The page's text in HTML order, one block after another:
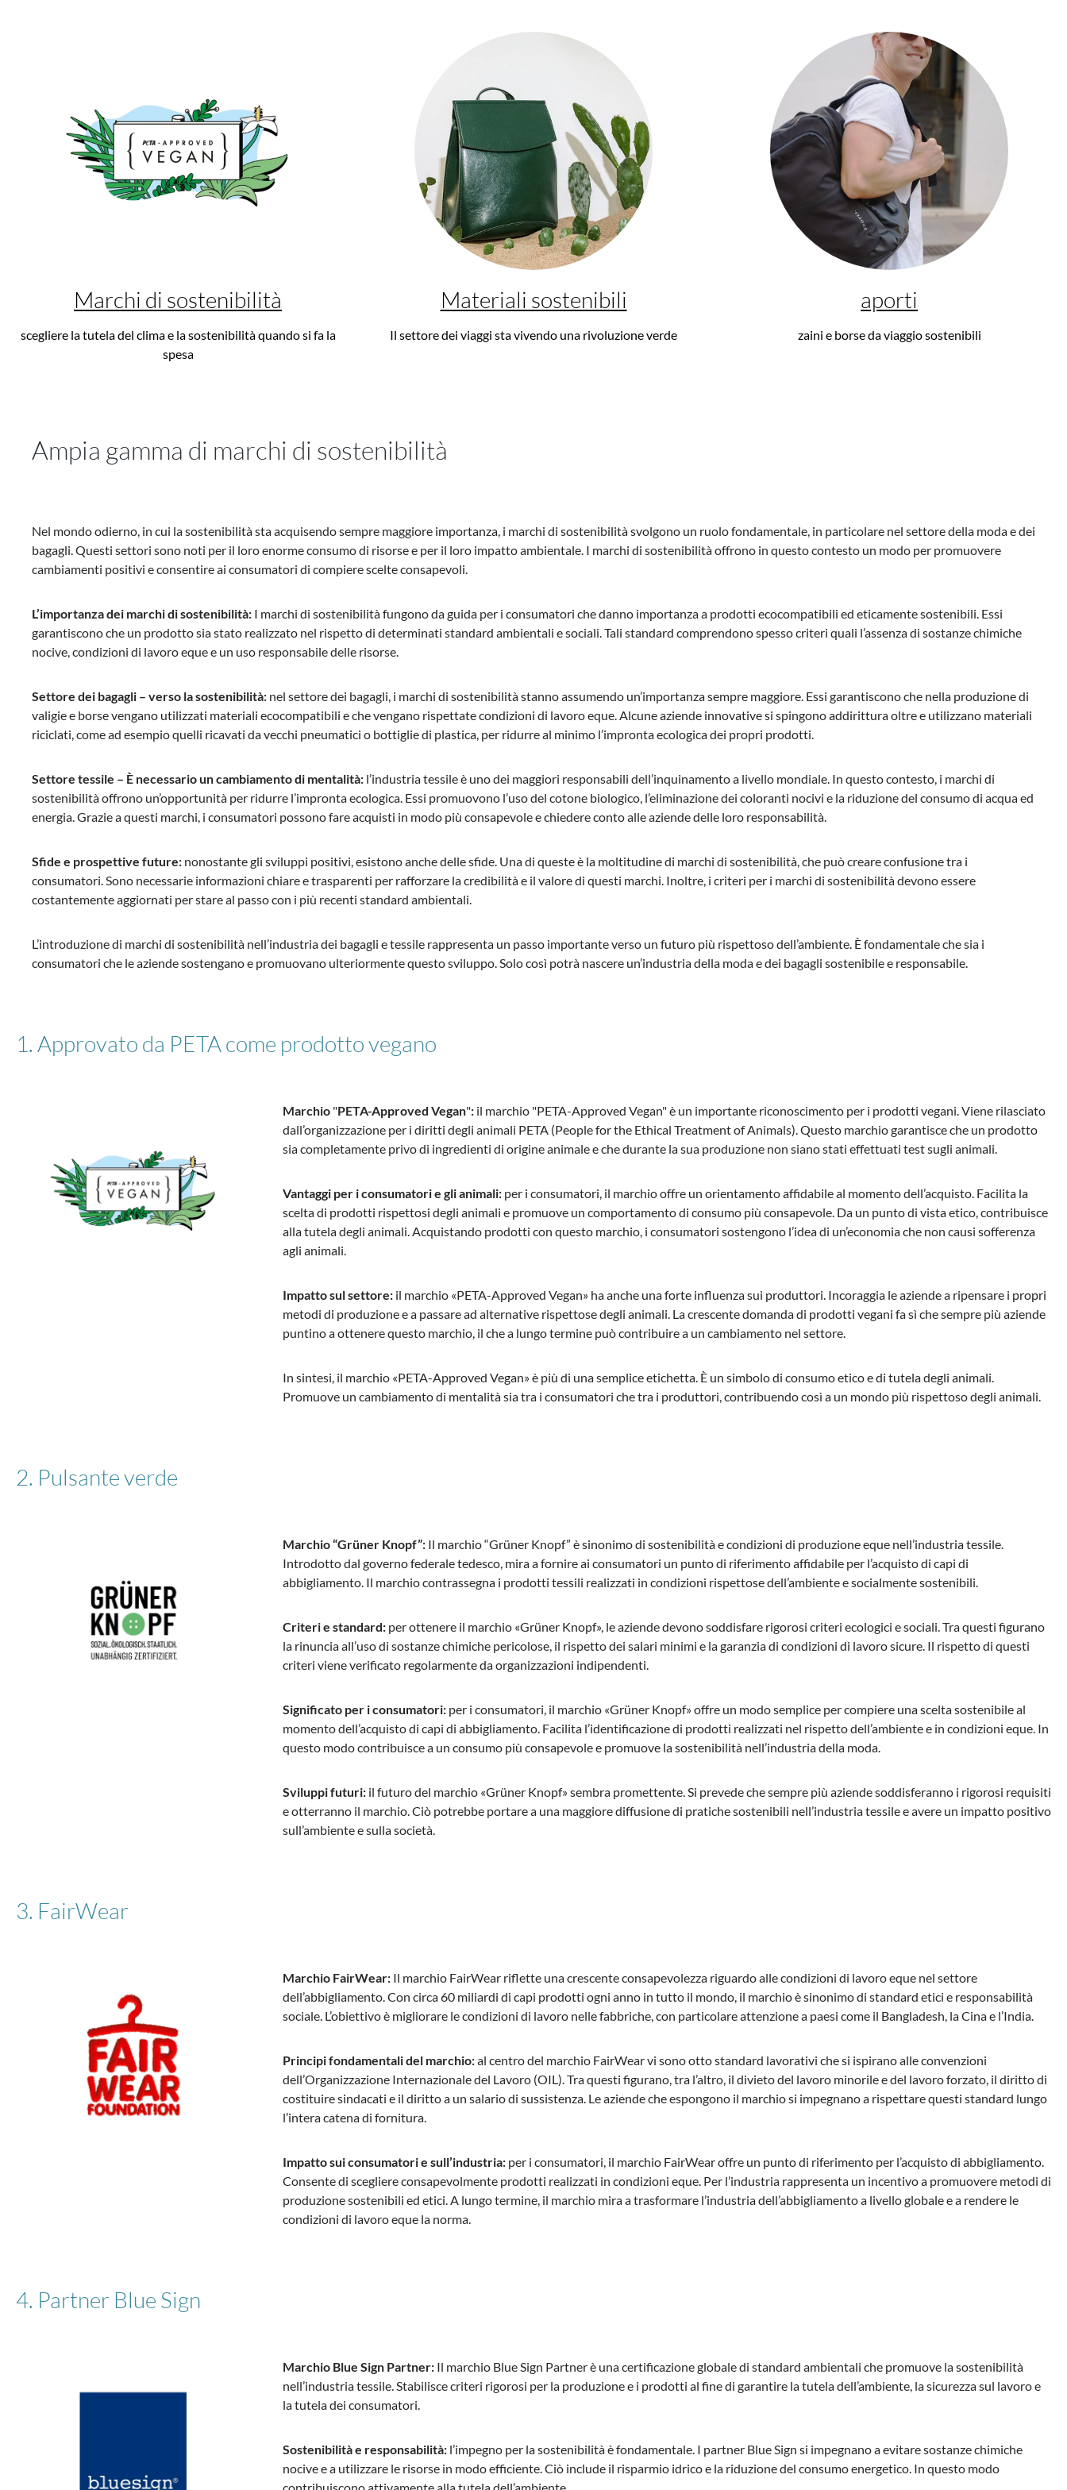
Marchi di sostenibilità
scegliere la tutela del clima e la sostenibilità quando si fa la
spesa
Materiali sostenibili
Il settore dei viaggi sta vivendo una rivoluzione verde
aporti
zaini e borse da viaggio sostenibili
Ampia gamma di marchi di sostenibilità
Nel mondo odierno, in cui la sostenibilità sta acquisendo sempre maggiore importanza, i marchi di sostenibilità svolgono un ruolo fondamentale, in particolare nel settore della moda e dei
bagagli. Questi settori sono noti per il loro enorme consumo di risorse e per il loro impatto ambientale. I marchi di sostenibilità offrono in questo contesto un modo per promuovere
cambiamenti positivi e consentire ai consumatori di compiere scelte consapevoli.
L’importanza dei marchi di sostenibilità: I marchi di sostenibilità fungono da guida per i consumatori che danno importanza a prodotti ecocompatibili ed eticamente sostenibili. Essi
garantiscono che un prodotto sia stato realizzato nel rispetto di determinati standard ambientali e sociali. Tali standard comprendono spesso criteri quali l’assenza di sostanze chimiche
nocive, condizioni di lavoro eque e un uso responsabile delle risorse.
Settore dei bagagli – verso la sostenibilità: nel settore dei bagagli, i marchi di sostenibilità stanno assumendo un’importanza sempre maggiore. Essi garantiscono che nella produzione di
valigie e borse vengano utilizzati materiali ecocompatibili e che vengano rispettate condizioni di lavoro eque. Alcune aziende innovative si spingono addirittura oltre e utilizzano materiali
riciclati, come ad esempio quelli ricavati da vecchi pneumatici o bottiglie di plastica, per ridurre al minimo l’impronta ecologica dei propri prodotti.
Settore tessile – È necessario un cambiamento di mentalità: l’industria tessile è uno dei maggiori responsabili dell’inquinamento a livello mondiale. In questo contesto, i marchi di
sostenibilità offrono un’opportunità per ridurre l’impronta ecologica. Essi promuovono l’uso del cotone biologico, l’eliminazione dei coloranti nocivi e la riduzione del consumo di acqua ed
energia. Grazie a questi marchi, i consumatori possono fare acquisti in modo più consapevole e chiedere conto alle aziende delle loro responsabilità.
Sfide e prospettive future: nonostante gli sviluppi positivi, esistono anche delle sfide. Una di queste è la moltitudine di marchi di sostenibilità, che può creare confusione tra i
consumatori. Sono necessarie informazioni chiare e trasparenti per rafforzare la credibilità e il valore di questi marchi. Inoltre, i criteri per i marchi di sostenibilità devono essere
costantemente aggiornati per stare al passo con i più recenti standard ambientali.
L’introduzione di marchi di sostenibilità nell’industria dei bagagli e tessile rappresenta un passo importante verso un futuro più rispettoso dell’ambiente. È fondamentale che sia i
consumatori che le aziende sostengano e promuovano ulteriormente questo sviluppo. Solo così potrà nascere un’industria della moda e dei bagagli sostenibile e responsabile.
1. Approvato da PETA come prodotto vegano
Marchio "PETA-Approved Vegan": il marchio "PETA-Approved Vegan" è un importante riconoscimento per i prodotti vegani. Viene rilasciato
dall’organizzazione per i diritti degli animali PETA (People for the Ethical Treatment of Animals). Questo marchio garantisce che un prodotto
sia completamente privo di ingredienti di origine animale e che durante la sua produzione non siano stati effettuati test sugli animali.
Vantaggi per i consumatori e gli animali: per i consumatori, il marchio offre un orientamento affidabile al momento dell’acquisto. Facilita la
scelta di prodotti rispettosi degli animali e promuove un comportamento di consumo più consapevole. Da un punto di vista etico, contribuisce
alla tutela degli animali. Acquistando prodotti con questo marchio, i consumatori sostengono l’idea di un’economia che non causi sofferenza
agli animali.
Impatto sul settore: il marchio «PETA-Approved Vegan» ha anche una forte influenza sui produttori. Incoraggia le aziende a ripensare i propri
metodi di produzione e a passare ad alternative rispettose degli animali. La crescente domanda di prodotti vegani fa sì che sempre più aziende
puntino a ottenere questo marchio, il che a lungo termine può contribuire a un cambiamento nel settore.
In sintesi, il marchio «PETA-Approved Vegan» è più di una semplice etichetta. È un simbolo di consumo etico e di tutela degli animali.
Promuove un cambiamento di mentalità sia tra i consumatori che tra i produttori, contribuendo così a un mondo più rispettoso degli animali.
2. Pulsante verde
Marchio “Grüner Knopf”: Il marchio “Grüner Knopf” è sinonimo di sostenibilità e condizioni di produzione eque nell’industria tessile.
Introdotto dal governo federale tedesco, mira a fornire ai consumatori un punto di riferimento affidabile per l’acquisto di capi di
abbigliamento. Il marchio contrassegna i prodotti tessili realizzati in condizioni rispettose dell’ambiente e socialmente sostenibili.
Criteri e standard: per ottenere il marchio «Grüner Knopf», le aziende devono soddisfare rigorosi criteri ecologici e sociali. Tra questi figurano
la rinuncia all’uso di sostanze chimiche pericolose, il rispetto dei salari minimi e la garanzia di condizioni di lavoro sicure. Il rispetto di questi
criteri viene verificato regolarmente da organizzazioni indipendenti.
Significato per i consumatori: per i consumatori, il marchio «Grüner Knopf» offre un modo semplice per compiere una scelta sostenibile al
momento dell’acquisto di capi di abbigliamento. Facilita l’identificazione di prodotti realizzati nel rispetto dell’ambiente e in condizioni eque. In
questo modo contribuisce a un consumo più consapevole e promuove la sostenibilità nell’industria della moda.
Sviluppi futuri: il futuro del marchio «Grüner Knopf» sembra promettente. Si prevede che sempre più aziende soddisferanno i rigorosi requisiti
e otterranno il marchio. Ciò potrebbe portare a una maggiore diffusione di pratiche sostenibili nell’industria tessile e avere un impatto positivo
sull’ambiente e sulla società.
3. FairWear
Marchio FairWear: Il marchio FairWear riflette una crescente consapevolezza riguardo alle condizioni di lavoro eque nel settore
dell’abbigliamento. Con circa 60 miliardi di capi prodotti ogni anno in tutto il mondo, il marchio è sinonimo di standard etici e responsabilità
sociale. L’obiettivo è migliorare le condizioni di lavoro nelle fabbriche, con particolare attenzione a paesi come il Bangladesh, la Cina e l’India.
Principi fondamentali del marchio:al centro del marchio FairWear vi sono otto standard lavorativi che si ispirano alle convenzioni
dell’Organizzazione Internazionale del Lavoro (OIL). Tra questi figurano, tra l’altro, il divieto del lavoro minorile e del lavoro forzato, il diritto di
costituire sindacati e il diritto a un salario di sussistenza. Le aziende che espongono il marchio si impegnano a rispettare questi standard lungo
l’intera catena di fornitura.
Impatto sui consumatori e sull’industria: per i consumatori, il marchio FairWear offre un punto di riferimento per l’acquisto di abbigliamento.
Consente di scegliere consapevolmente prodotti realizzati in condizioni eque. Per l’industria rappresenta un incentivo a promuovere metodi di
produzione sostenibili ed etici. A lungo termine, il marchio mira a trasformare l’industria dell’abbigliamento a livello globale e a rendere le
condizioni di lavoro eque la norma.
4. Partner Blue Sign
Marchio Blue Sign Partner: Il marchio Blue Sign Partner è una certificazione globale di standard ambientali che promuove la sostenibilità
nell’industria tessile. Stabilisce criteri rigorosi per la produzione e i prodotti al fine di garantire la tutela dell’ambiente, la sicurezza sul lavoro e
la tutela dei consumatori.
Sostenibilità e responsabilità: l’impegno per la sostenibilità è fondamentale. I partner Blue Sign si impegnano a evitare sostanze chimiche
nocive e a utilizzare le risorse in modo efficiente. Ciò include il risparmio idrico e la riduzione del consumo energetico. In questo modo